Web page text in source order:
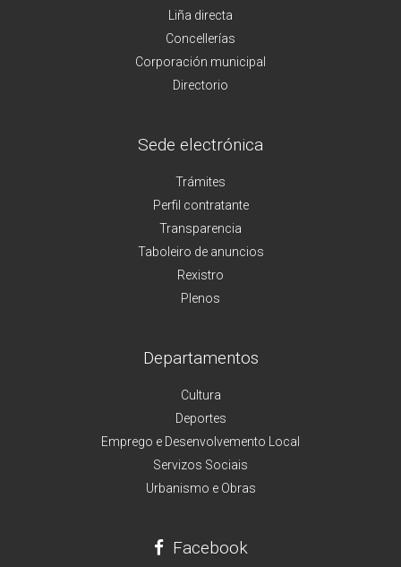
Liña directa
Concellerías
Corporación municipal
Directorio
Sede electrónica
Trámites
Perfil contratante
Transparencia
Taboleiro de anuncios
Rexistro
Plenos
Departamentos
Cultura
Deportes
Emprego e Desenvolvemento Local
Servizos Sociais
Urbanismo e Obras
Facebook